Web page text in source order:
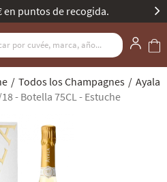
en puntos de recogida.
Todos los Champagnes
Ayala
- Botella 75CL - Estuche